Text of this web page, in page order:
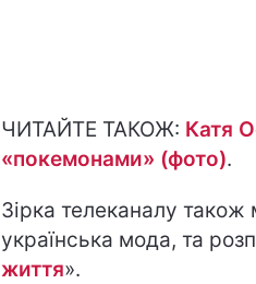
ЧИТАЙТЕ ТАКОЖ: Катя
«покемонами» (фото).
Зірка телеканалу також
українська мода, та
життя».